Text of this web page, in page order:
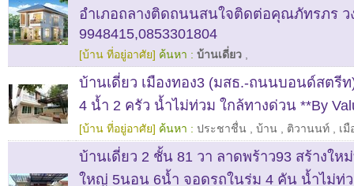
อำเภอถลางติดถนนสนใจติดต่อคุณภัทรภร ว
9948415,0853301804
[บ้าน ที่อยู่อาศัย] ค้นหา : บ้านเดี่ยว
บ้านเดี่ยว เมืองทอง3 (มสธ.-ถนนบอนด์สตรี
4 น้ำ 2 ครัว น้ำไม่ท่วม ใกล้ทางด่วน **By
[บ้าน ที่อยู่อาศัย] ค้นหา : ประชาชื่น บ้าน ติวานนท์ เมื
บ้านเดี่ยว 2 ชั้น 81 วา ลาดพร้าว93 สร้างให
ใหญ่ 5นอน 6น้ำ จอดรถในร่ม 4 คัน นํ้าไม่ท่